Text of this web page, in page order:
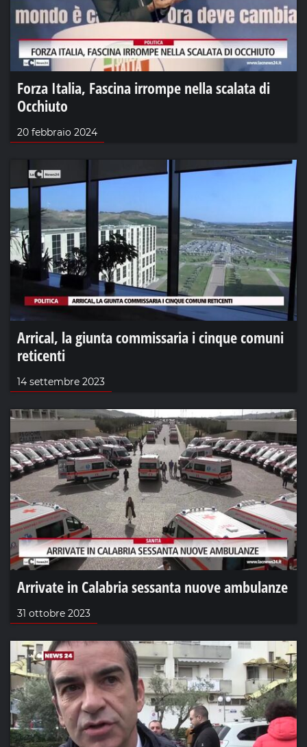
Forza Italia, Fascina irrompe nella scalata di
Occhiuto
20 febbraio 2024
Arrical, la giunta commissaria i cinque comuni
reticenti
14 settembre 2023
Arrivate in Calabria sessanta nuove ambulanze
31 ottobre 2023